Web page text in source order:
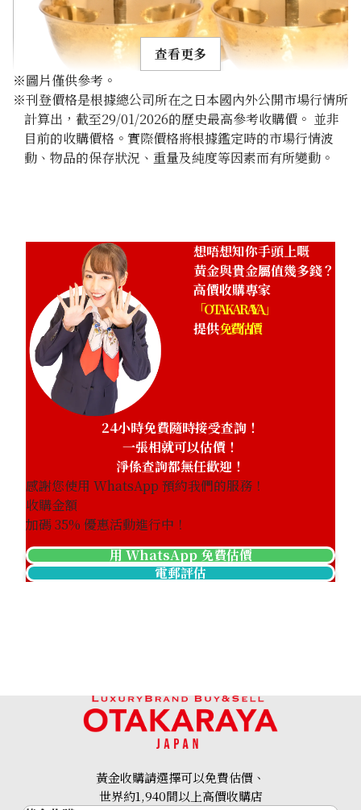
24K gold (K24) sake set
18K gold (K18) Kihei ring
HKD 3,539.54
查看更多
※圖片僅供參考。
※刊登價格是根據總公司所在之日本國內外公開市場行情所
計算出，截至29/01/2026的歷史最高參考收購價。 並非
目前的收購價格。實際價格將根據鑑定時的市場行情波
動、物品的保存狀況、重量及純度等因素而有所變動。
想唔想知你手頭上嘅
黃金與貴金屬值幾多錢？
高價收購專家
「OTAKARAYA」
提供免費估價
24小時免費隨時接受查詢！
一張相就可以估價！
淨係查詢都無任歡迎！
感謝您使用 WhatsApp 預約我們的服務！
收購金額
加碼35% 優惠活動進行中！
用 WhatsApp 免費估價
電郵評估
黃金收購請選擇可以免費估價、
世界約1,940間以上高價收購店